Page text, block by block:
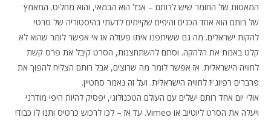
המאסות של החומר שיש לרותם – אבל הוא הבמאי, והוא מחליט. המאמץ
של רותם הוא אחד הכנים והיפים שקיימים לדעתי בהיסטוריה של סרטי
להקות ישראלים. מה גם ששיתפנו איתו פעולה אז אי אפשר לומר שהוא לא
קלט באמת את הלהקה. וסתם להשתחצנות, הסרט קיבל את פרס קשת
לחוויה הישראלית. אז אפשר לומר מה שרוצים, אבל רותם הצליח להפוך את
פרברים רפיוג'יז לחוויה הישראלית. ועל זה נאמר סחטיין.
אולי יום אחד רותם ישלים עם העולם הטכנולוגי, יפסיק להיות היפי מודרני
ויעלה את הסרט ליוטיוב או Vimeo. עד אז – לכו לרכוש כרטיס ותנו לו כבוד!